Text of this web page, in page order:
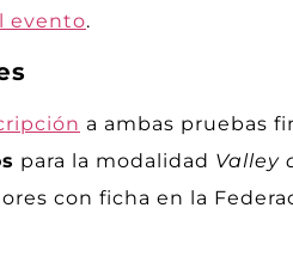
evento.
a ambas pruebas
para la modalidad Valley
con ficha en la